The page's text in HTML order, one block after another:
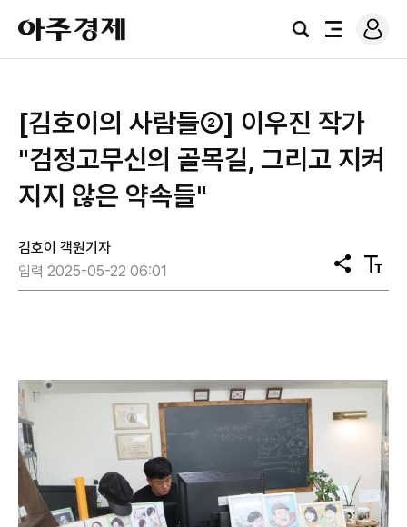
아
주
경
검
전
로
그
[김호이의 사람들②] 이우진 작가
"검정고무신의 골목길, 그리고 지켜
지지 않은 약속들"
김호이 객원기자
입력 2025-05-22 06:01
공
유
텍
스